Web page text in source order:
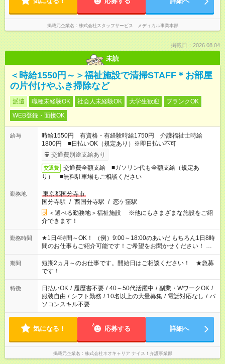
掲載元企業名 株式会社スタッフサービス メディカル事業本部
掲載日：2026.08.04
未読
＜時給1550円～＞福祉施設で清掃STAFF＊お部屋
の片付けやふき掃除など
派遣 職種未経験OK 社会人未経験OK 大学生歓迎
ブランクOK
WEB登録・面接OK
給与
時給1550円 有資格・有経験時給1750円 介護福祉士時給
1800円 ■日払いOK（規定あり）※即日払い不可
交通費別途支給あり
交通費
交通費全額支給 ■ガソリン代も全額支給（規定あ
り） ■無料駐車場もご相談ください
勤務地
東京都国分寺市
国分寺駅 / 西国分寺駅 / 恋ケ窪駅
＜選べる勤務地＞福祉施設 ※他にもさまざまな施設をご紹
介できます！
勤務時間
★1日4時間～OK！ （例）9:00～18:00のあいだ もちろん1日8時
間のお仕事もご紹介可能です！ご希望をお聞かせください！ ★
家庭の都合でお休みが必要な場合も遠慮なくご相談ください。
※週最低15時間以上の勤務が必要です
期間
短期2ヵ月～のお仕事です。開始日はご相談ください！ ★急募
です！
特徴 日払いOK / 履歴書不要 / 40～50代活躍中 / 副業・WワークOK /
服装自由 / シフト勤務 / 10名以上の大量募集 / 電話対応なし / パ
ソコンスキル不要
気になる！ 応募する 詳細へ
掲載元企業名 株式会社ネオキャリア ナイス！介護事業部